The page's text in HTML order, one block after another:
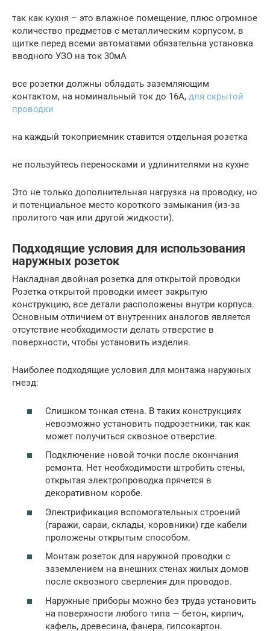
так как кухня – это влажное помещение, плюс огромное
количество предметов с металлическим корпусом, в
щитке перед всеми автоматами обязательна установка
вводного УЗО на ток 30мА
все розетки должны обладать заземляющим
контактом, на номинальный ток до 16А, для скрытой
проводки
на каждый токоприемник ставится отдельная розетка
не пользуйтесь переносками и удлинителями на кухне
Это не только дополнительная нагрузка на проводку, но
и потенциальное место короткого замыкания (из-за
пролитого чая или другой жидкости).
Подходящие условия для использования
наружных розеток
Накладная двойная розетка для открытой проводки
Розетка открытой проводки имеет закрытую
конструкцию, все детали расположены внутри корпуса.
Основным отличием от внутренних аналогов является
отсутствие необходимости делать отверстие в
поверхности, чтобы установить изделия.
Наиболее подходящие условия для монтажа наружных
гнезд:
Слишком тонкая стена. В таких конструкциях
невозможно установить подрозетники, так как
может получиться сквозное отверстие.
Подключение новой точки после окончания
ремонта. Нет необходимости штробить стены,
открытая электропроводка прячется в
декоративном коробе.
Электрификация вспомогательных строений
(гаражи, сараи, склады, коровники) где кабели
проложены открытым способом.
Монтаж розеток для наружной проводки с
заземлением на внешних стенах жилых домов
после сквозного сверления для проводов.
Наружные приборы можно без труда установить
на поверхности любого типа — бетон, кирпич,
кафель, древесина, фанера, гипсокартон.